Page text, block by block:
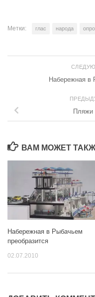
Метки: глас народа
Набережная в
Пляжи
ВАМ МОЖЕТ
Набережная в Рыбачьем
преобразится
02.07.2010